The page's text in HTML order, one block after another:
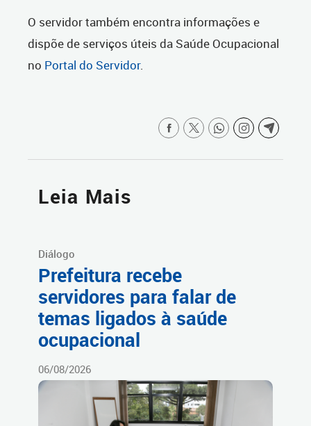
O servidor também encontra informações e
dispõe de serviços úteis da Saúde Ocupacional
no Portal do Servidor.
Leia Mais
Diálogo
Prefeitura recebe
servidores para falar de
temas ligados à saúde
ocupacional
06/08/2026